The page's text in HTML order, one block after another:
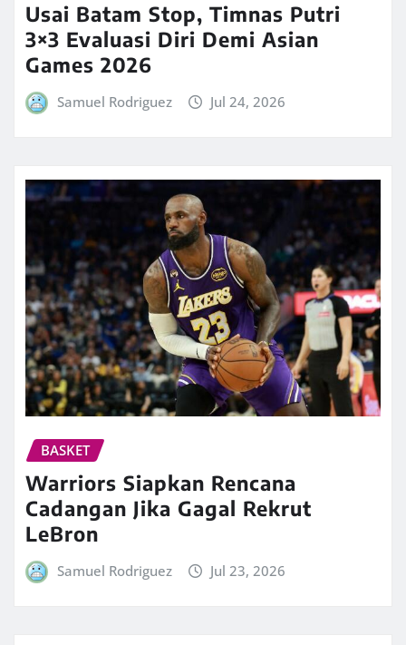
Usai Batam Stop, Timnas Putri
3×3 Evaluasi Diri Demi Asian
Games 2026
Samuel Rodriguez Jul 24, 2026
BASKET
Warriors Siapkan Rencana
Cadangan Jika Gagal Rekrut
LeBron
Samuel Rodriguez Jul 23, 2026